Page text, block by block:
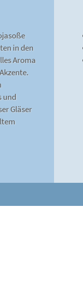
in den
Aroma
und
Gläser